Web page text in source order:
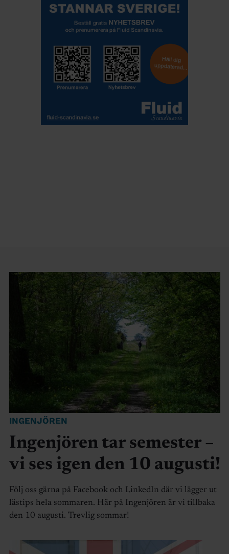
INGENJÖREN
Ingenjören tar semester –
vi ses igen den 10 augusti!
Följ oss gärna på Facebook och LinkedIn där vi lägger ut
lästips hela sommaren. Här på Ingenjören är vi tillbaka
den 10 augusti. Trevlig sommar!